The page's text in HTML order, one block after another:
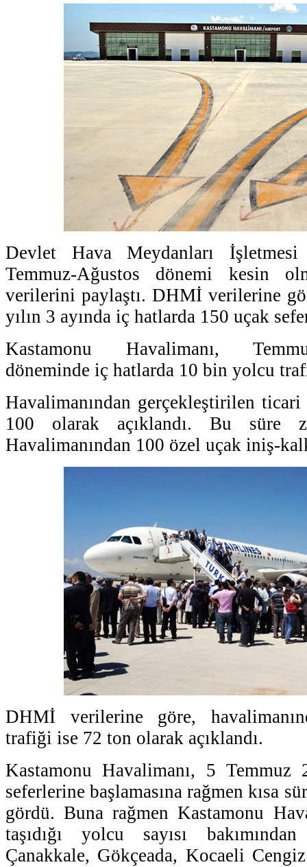
Devlet Hava Meydanları
Temmuz-Ağustos dönemi kesin
verilerini paylaştı. DHMİ verilerine
yılın 3 ayında iç hatlarda 150 uçak
Kastamonu Havalimanı,
döneminde iç hatlarda 10 bin yolcu
Havalimanından gerçekleştirilen ticari
100 olarak açıklandı. Bu süre
Havalimanından 100 özel uçak iniş-
DHMİ verilerine göre,
trafiği ise 72 ton olarak açıklandı.
Kastamonu Havalimanı, 5 Temmuz
seferlerine başlamasına rağmen kısa
gördü. Buna rağmen Kastamonu
taşıdığı yolcu sayısı
Çanakkale, Gökçeada, Kocaeli